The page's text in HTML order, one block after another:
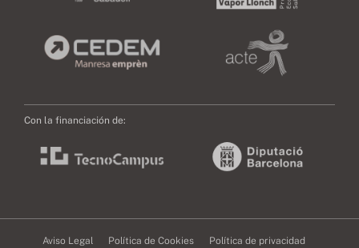
Con la financiación de:
Aviso Legal Política de Cookies Política de privacidad